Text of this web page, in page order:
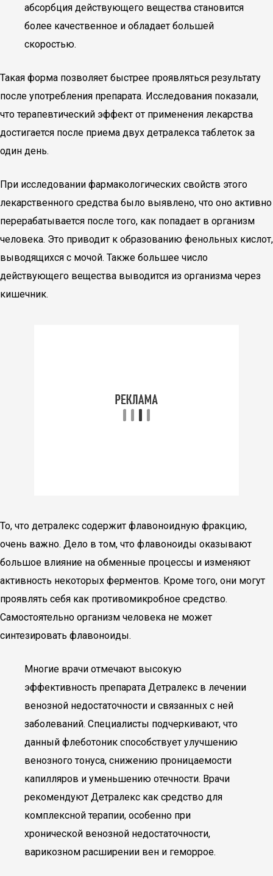
абсорбция действующего вещества становится
более качественное и обладает большей
скоростью.
Такая форма позволяет быстрее проявляться результату
после употребления препарата. Исследования показали,
что терапевтический эффект от применения лекарства
достигается после приема двух детралекса таблеток за
один день.
При исследовании фармакологических свойств этого
лекарственного средства было выявлено, что оно активно
перерабатывается после того, как попадает в организм
человека. Это приводит к образованию фенольных кислот,
выводящихся с мочой. Также большее число
действующего вещества выводится из организма через
кишечник.
То, что детралекс содержит флавоноидную фракцию,
очень важно. Дело в том, что флавоноиды оказывают
большое влияние на обменные процессы и изменяют
активность некоторых ферментов. Кроме того, они могут
проявлять себя как противомикробное средство.
Самостоятельно организм человека не может
синтезировать флавоноиды.
Многие врачи отмечают высокую
эффективность препарата Детралекс в лечении
венозной недостаточности и связанных с ней
заболеваний. Специалисты подчеркивают, что
данный флеботоник способствует улучшению
венозного тонуса, снижению проницаемости
капилляров и уменьшению отечности. Врачи
рекомендуют Детралекс как средство для
комплексной терапии, особенно при
хронической венозной недостаточности,
варикозном расширении вен и геморрое.